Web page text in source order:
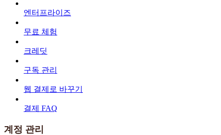
엔터프라이즈
무료 체험
크레딧
구독 관리
웹 결제로 바꾸기
결제 FAQ
계정 관리